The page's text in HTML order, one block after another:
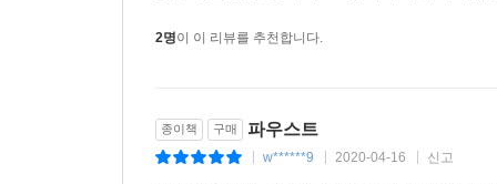
2명이 이 리뷰를 추천합니다.
종이책 구매 파우스트
w******9 2020-04-16 신고